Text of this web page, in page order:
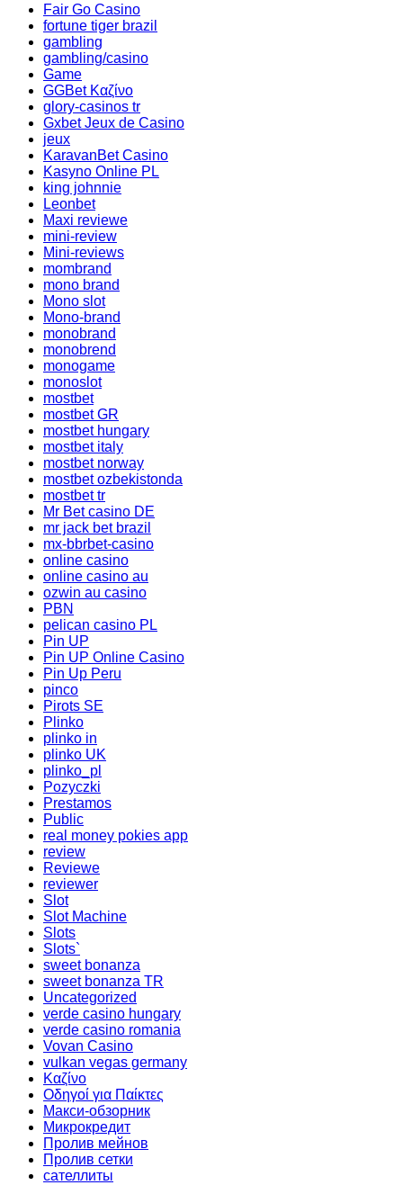
Fair Go Casino
fortune tiger brazil
gambling
gambling/casino
Game
GGBet Καζίνο
glory-casinos tr
Gxbet Jeux de Casino
jeux
KaravanBet Casino
Kasyno Online PL
king johnnie
Leonbet
Maxi reviewe
mini-review
Mini-reviews
mombrand
mono brand
Mono slot
Mono-brand
monobrand
monobrend
monogame
monoslot
mostbet
mostbet GR
mostbet hungary
mostbet italy
mostbet norway
mostbet ozbekistonda
mostbet tr
Mr Bet casino DE
mr jack bet brazil
mx-bbrbet-casino
online casino
online casino au
ozwin au casino
PBN
pelican casino PL
Pin UP
Pin UP Online Casino
Pin Up Peru
pinco
Pirots SE
Plinko
plinko in
plinko UK
plinko_pl
Pozyczki
Prestamos
Public
real money pokies app
review
Reviewe
reviewer
Slot
Slot Machine
Slots
Slots`
sweet bonanza
sweet bonanza TR
Uncategorized
verde casino hungary
verde casino romania
Vovan Casino
vulkan vegas germany
Καζίνο
Οδηγοί για Παίκτες
Макси-обзорник
Микрокредит
Пролив мейнов
Пролив сетки
сателлиты